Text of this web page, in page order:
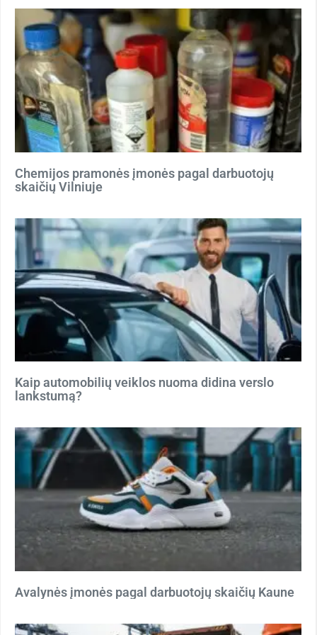
Chemijos pramonės įmonės pagal darbuotojų
skaičių Vilniuje
Kaip automobilių veiklos nuoma didina verslo
lankstumą?
Avalynės įmonės pagal darbuotojų skaičių Kaune